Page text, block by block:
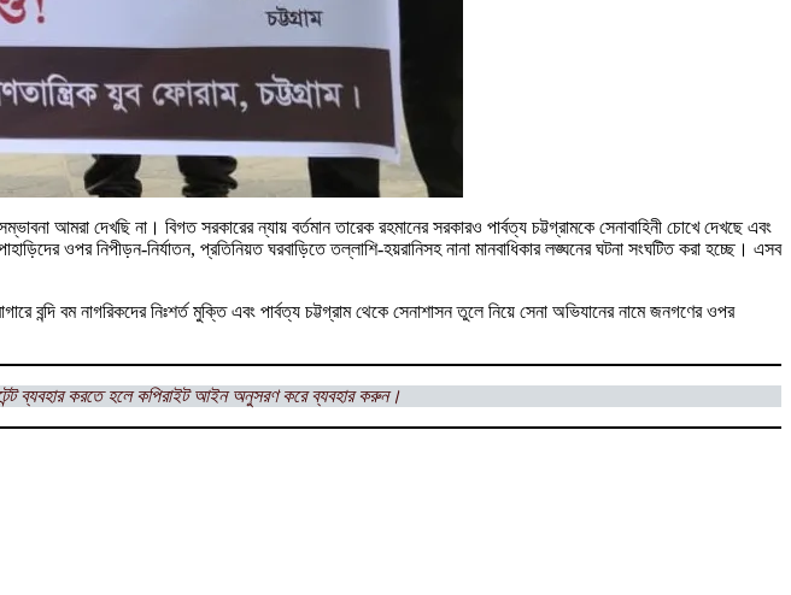
আমরা দেখছি না। বিগত সরকারের ন্যায় বর্তমান তারেক রহমানের সরকারও পার্বত্য চট্টগ্রামকে সেনাবাহিনী চোখে দেখছে এবং
ওপর নিপীড়ন-নির্যাতন, প্রতিনিয়ত ঘরবাড়িতে তল্লাশি-হয়রানিসহ নানা মানবাধিকার লঙ্ঘনের ঘটনা সংঘটিত করা হচ্ছে। এসব
বন্দি বম নাগরিকদের নিঃশর্ত মুক্তি এবং পার্বত্য চট্টগ্রাম থেকে সেনাশাসন তুলে নিয়ে সেনা অভিযানের নামে জনগণের ওপর
ব্যবহার করতে হলে কপিরাইট আইন অনুসরণ করে ব্যবহার করুন।